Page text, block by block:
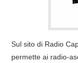
Sul sito di Radio
permette ai radio-